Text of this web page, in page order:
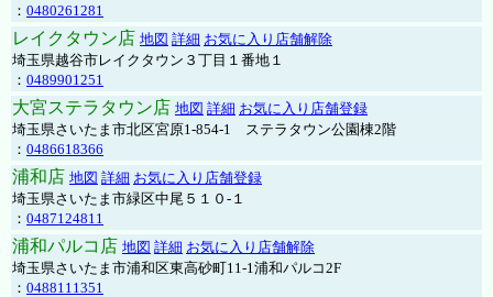
： 0480261281
レイクタウン店 地図 詳細 お気に入り店舗解除
埼玉県越谷市レイクタウン３丁目１番地１
： 0489901251
大宮ステラタウン店 地図 詳細 お気に入り店舗登録
埼玉県さいたま市北区宮原1-854-1 ステラタウン公園棟2階
： 0486618366
浦和店 地図 詳細 お気に入り店舗登録
埼玉県さいたま市緑区中尾５１０-１
： 0487124811
浦和パルコ店 地図 詳細 お気に入り店舗解除
埼玉県さいたま市浦和区東高砂町11-1浦和パルコ2F
： 0488111351